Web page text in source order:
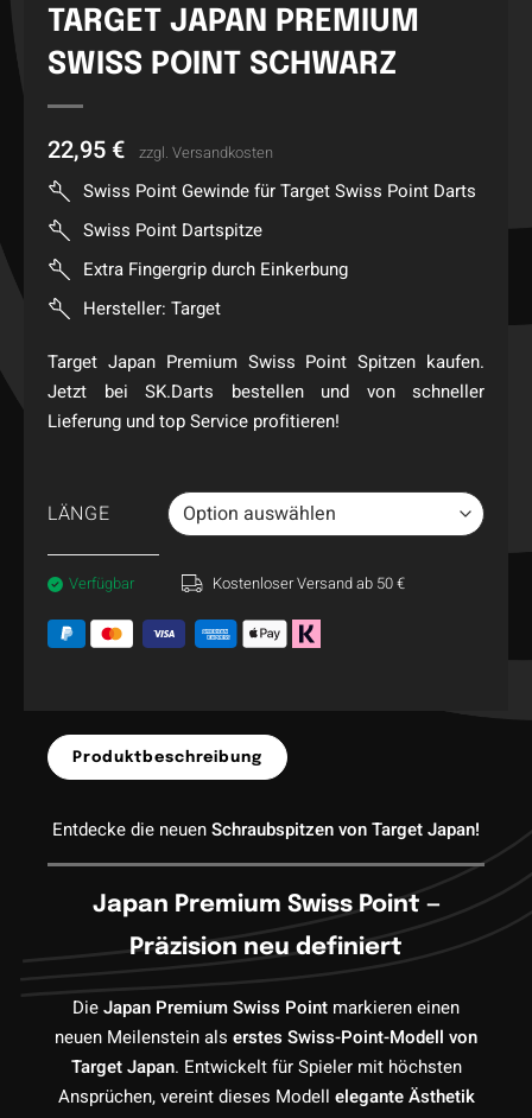
TARGET JAPAN PREMIUM
SWISS POINT SCHWARZ
22,95 € zzgl. Versandkosten
Swiss Point Gewinde für Target Swiss Point Darts
Swiss Point Dartspitze
Extra Fingergrip durch Einkerbung
Hersteller: Target
Target Japan Premium Swiss Point Spitzen kaufen.
Jetzt bei SK.Darts bestellen und von schneller
Lieferung und top Service profitieren!
LÄNGE
Verfügbar Kostenloser Versand ab 50 €
Produktbeschreibung
Entdecke die neuenSchraubspitzen von Target Japan!
Japan Premium Swiss Point —
Präzision neu definiert
DieJapan Premium Swiss Point markieren einen
neuen Meilenstein als erstes Swiss-Point-Modell von
Target Japan. Entwickelt für Spieler mit höchsten
Ansprüchen, vereint dieses Modell elegante Ästhetik